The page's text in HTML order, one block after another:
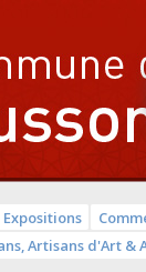
Expositions
Artisans d'Art &